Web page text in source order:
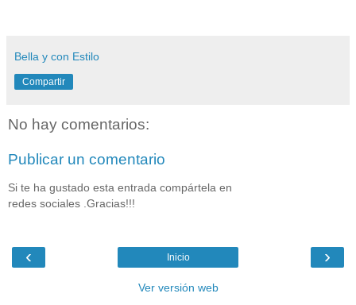
Bella y con Estilo
Compartir
No hay comentarios:
Publicar un comentario
Si te ha gustado esta entrada compártela en
redes sociales .Gracias!!!
‹ ›
Inicio
Ver versión web